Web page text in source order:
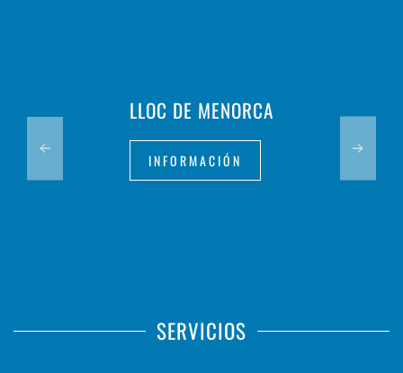
LLOC DE MENORCA
INFORMACIÓN
SERVICIOS